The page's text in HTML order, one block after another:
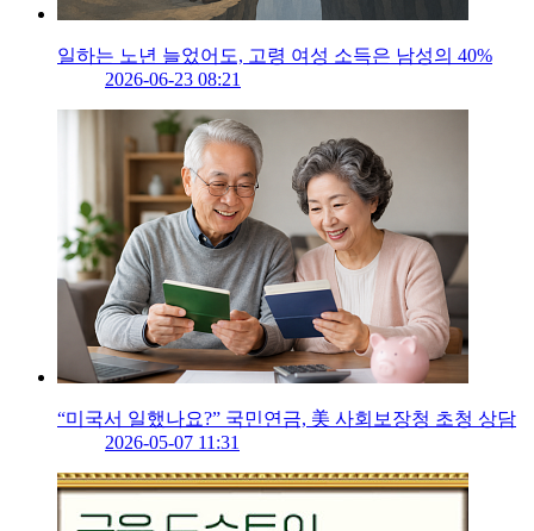
일하는 노년 늘었어도, 고령 여성 소득은 남성의 40%
2026-06-23 08:21
“미국서 일했나요?” 국민연금, 美 사회보장청 초청 상담
2026-05-07 11:31